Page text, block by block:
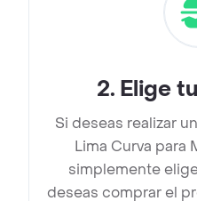
2. Elige
Si deseas realizar
Lima Curva para
simplemente
deseas comprar el